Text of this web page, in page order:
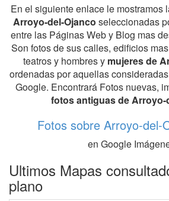
En el siguiente enlace le mostramos
Arroyo-del-Ojanco seleccionadas
entre las Páginas Web y Blog mas
Son fotos de sus calles, edificios
teatros y hombres y mujeres de
ordenadas por aquellas
Google. Encontrará Fotos nuevas,
fotos antiguas de Arroyo-
Fotos sobre Arroyo-del-
en Google
Ultimos Mapas
plano